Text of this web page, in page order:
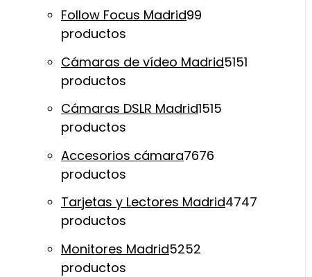
Follow Focus Madrid99
productos
Cámaras de vídeo Madrid5151
productos
Cámaras DSLR Madrid1515
productos
Accesorios cámara7676
productos
Tarjetas y Lectores Madrid4747
productos
Monitores Madrid5252
productos